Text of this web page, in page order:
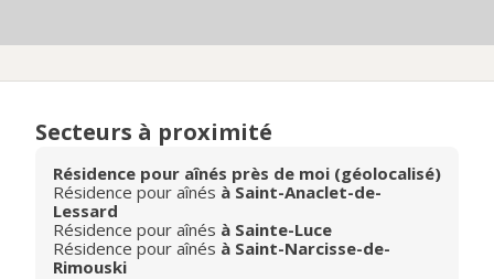
Secteurs à proximité
Résidence pour aînés près de moi (géolocalisé)
Résidence pour aînés à Saint-Anaclet-de-
Lessard
Résidence pour aînés à Sainte-Luce
Résidence pour aînés à Saint-Narcisse-de-
Rimouski